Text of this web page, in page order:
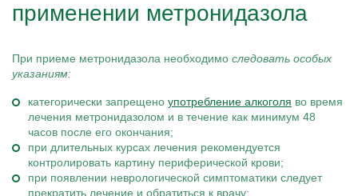
применении метронидазола
При приеме метронидазола необходимо следовать особых
указаниям:
категорически запрещено употребление алкоголя во время
лечения метронидазолом и в течение как минимум 48
часов после его окончания;
при длительных курсах лечения рекомендуется
контролировать картину периферической крови;
при появлении неврологической симптоматики следует
прекратить лечение и обратиться к врачу;